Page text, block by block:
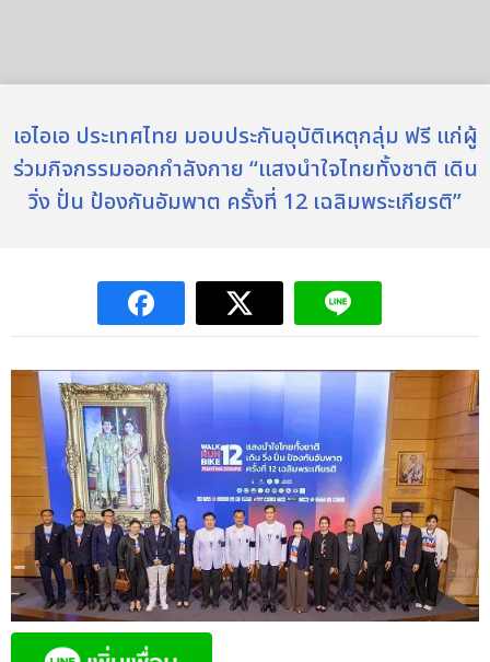
เอไอเอ ประเทศไทย มอบประกันอุบัติเหตุกลุ่ม ฟรี แก่ผู้
ร่วมกิจกรรมออกกำลังกาย “แสงนำใจไทยทั้งชาติ เดิน
วิ่ง ปั่น ป้องกันอัมพาต ครั้งที่ 12 เฉลิมพระเกียรติ”